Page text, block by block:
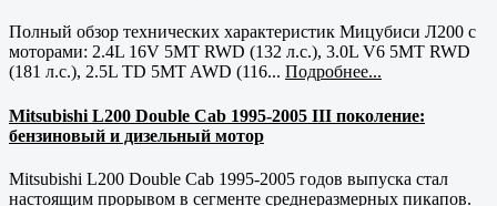
Полный обзор технических характеристик Мицубиси Л200 с
моторами: 2.4L 16V 5MT RWD (132 л.с.), 3.0L V6 5MT RWD
(181 л.с.), 2.5L TD 5MT AWD (116... Подробнее...
Mitsubishi L200 Double Cab 1995-2005 III поколение:
бензиновый и дизельный мотор
Mitsubishi L200 Double Cab 1995-2005 годов выпуска стал
настоящим прорывом в сегменте среднеразмерных пикапов.